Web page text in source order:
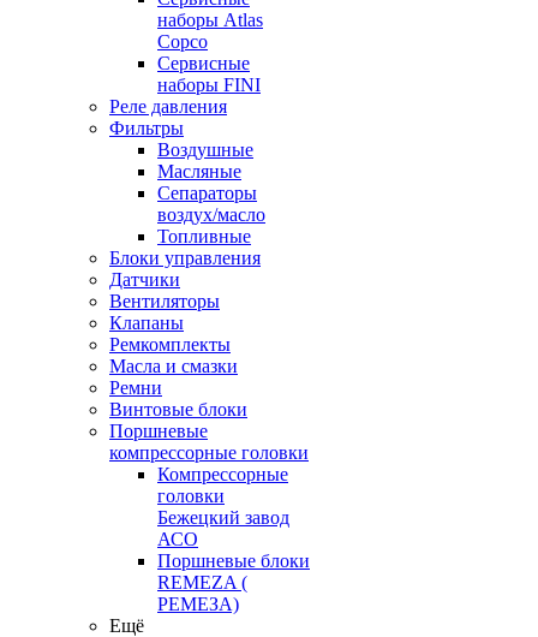
наборы Atlas
Copco
Сервисные
наборы FINI
Реле давления
Фильтры
Воздушные
Масляные
Сепараторы
воздух/масло
Топливные
Блоки управления
Датчики
Вентиляторы
Клапаны
Ремкомплекты
Масла и смазки
Ремни
Винтовые блоки
Поршневые
компрессорные головки
Компрессорные
головки
Бежецкий завод
АСО
Поршневые блоки
REMEZA (
РЕМЕЗА)
Ещё